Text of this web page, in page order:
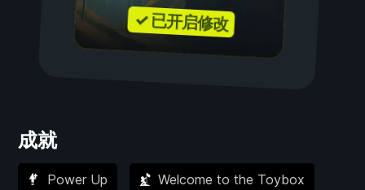
✓ 已开启修改
成就
Power Up Welcome to the Toybox